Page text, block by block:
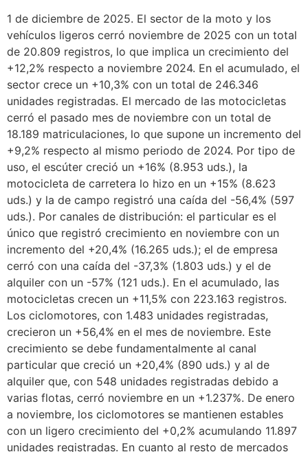
1 de diciembre de 2025. El sector de la moto y los
vehículos ligeros cerró noviembre de 2025 con un total
de 20.809 registros, lo que implica un crecimiento del
+12,2% respecto a noviembre 2024. En el acumulado, el
sector crece un +10,3% con un total de 246.346
unidades registradas. El mercado de las motocicletas
cerró el pasado mes de noviembre con un total de
18.189 matriculaciones, lo que supone un incremento del
+9,2% respecto al mismo periodo de 2024. Por tipo de
uso, el escúter creció un +16% (8.953 uds.), la
motocicleta de carretera lo hizo en un +15% (8.623
uds.) y la de campo registró una caída del -56,4% (597
uds.). Por canales de distribución: el particular es el
único que registró crecimiento en noviembre con un
incremento del +20,4% (16.265 uds.); el de empresa
cerró con una caída del -37,3% (1.803 uds.) y el de
alquiler con un -57% (121 uds.). En el acumulado, las
motocicletas crecen un +11,5% con 223.163 registros.
Los ciclomotores, con 1.483 unidades registradas,
crecieron un +56,4% en el mes de noviembre. Este
crecimiento se debe fundamentalmente al canal
particular que creció un +20,4% (890 uds.) y al de
alquiler que, con 548 unidades registradas debido a
varias flotas, cerró noviembre en un +1.237%. De enero
a noviembre, los ciclomotores se mantienen estables
con un ligero crecimiento del +0,2% acumulando 11.897
unidades registradas. En cuanto al resto de mercados